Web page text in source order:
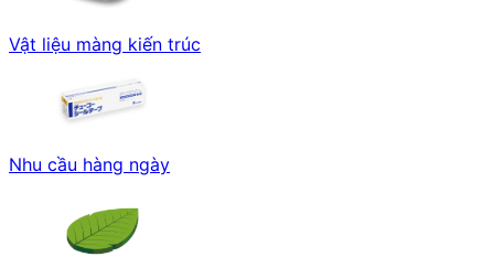
Vật liệu màng kiến trúc
Nhu cầu hàng ngày